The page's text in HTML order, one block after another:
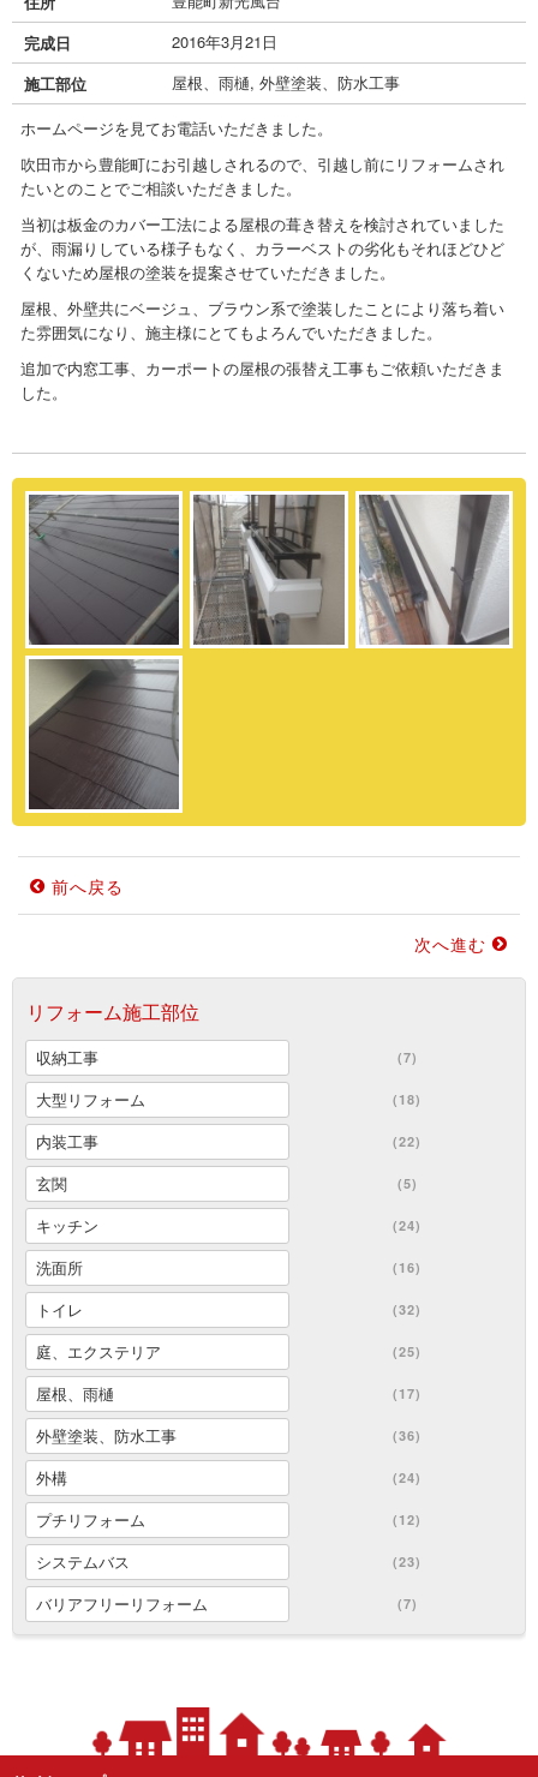
完成日
2016年3月21日
施工部位
屋根、雨樋, 外壁塗装、防水工事
ホームページを見てお電話いただきました。
吹田市から豊能町にお引越しされるので、引越し前にリフォームされ
たいとのことでご相談いただきました。
当初は板金のカバー工法による屋根の葺き替えを検討されていました
が、雨漏りしている様子もなく、カラーベストの劣化もそれほどひど
くないため屋根の塗装を提案させていただきました。
屋根、外壁共にベージュ、ブラウン系で塗装したことにより落ち着い
た雰囲気になり、施主様にとてもよろんでいただきました。
追加で内窓工事、カーポートの屋根の張替え工事もご依頼いただきま
した。
前へ戻る
次へ進む
リフォーム施工部位
収納工事 (7)
大型リフォーム (18)
内装工事 (22)
玄関 (5)
キッチン (24)
洗面所 (16)
トイレ (32)
庭、エクステリア (25)
屋根、雨樋 (17)
外壁塗装、防水工事 (36)
外構 (24)
プチリフォーム (12)
システムバス (23)
バリアフリーリフォーム (7)